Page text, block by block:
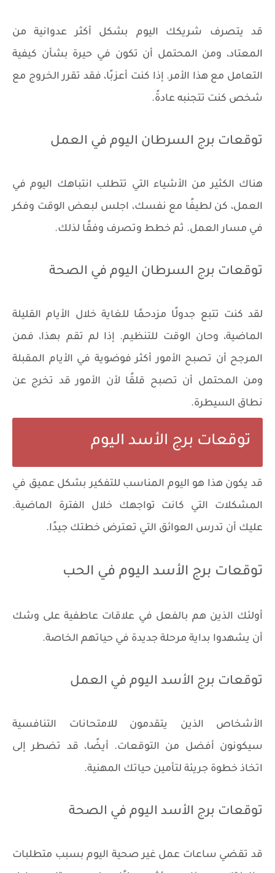
قد يتصرف شريكك اليوم بشكل أكثر عدوانية من
المعتاد، ومن المحتمل أن تكون في حيرة بشأن كيفية
التعامل مع هذا الأمر. إذا كنت أعزبًا، فقد تقرر الخروج مع
شخص كنت تتجنبه عادةً.
توقعات برج السرطان اليوم في العمل
هناك الكثير من الأشياء التي تتطلب انتباهك اليوم في
العمل، كن لطيفًا مع نفسك، اجلس لبعض الوقت وفكر
في مسار العمل. ثم خطط وتصرف وفقًا لذلك.
توقعات برج السرطان اليوم في الصحة
لقد كنت تتبع جدولًا مزدحمًا للغاية خلال الأيام القليلة
الماضية، وحان الوقت للتنظيم. إذا لم تقم بهذا، فمن
المرجح أن تصبح الأمور أكثر فوضوية في الأيام المقبلة
ومن المحتمل أن تصبح قلقًا لأن الأمور قد تخرج عن
نطاق السيطرة.
توقعات برج الأسد اليوم
قد يكون هذا هو اليوم المناسب للتفكير بشكل عميق في
المشكلات التي كانت تواجهك خلال الفترة الماضية.
عليك أن تدرس العوائق التي تعترض خطتك جيدًا.
توقعات برج الأسد اليوم في الحب
أولئك الذين هم بالفعل في علاقات عاطفية على وشك
أن يشهدوا بداية مرحلة جديدة في حياتهم الخاصة.
توقعات برج الأسد اليوم في العمل
الأشخاص الذين يتقدمون للامتحانات التنافسية
سيكونون أفضل من التوقعات. أيضًا، قد تضطر إلى
اتخاذ خطوة جريئة لتأمين حياتك المهنية.
توقعات برج الأسد اليوم في الصحة
قد تقضي ساعات عمل غير صحية اليوم بسبب متطلبات